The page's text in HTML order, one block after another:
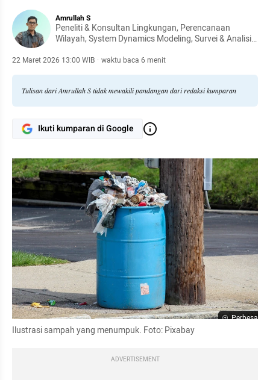
Amrullah S
Peneliti & Konsultan Lingkungan, Perencanaan
Wilayah, System Dynamics Modeling, Survei & Analisis
berkelanjutan.
22 Maret 2026 13:00 WIB · waktu baca 6 menit
Tulisan dari Amrullah S tidak mewakili pandangan dari redaksi kumparan
Ikuti kumparan di Google
Perbesar
Ilustrasi sampah yang menumpuk. Foto: Pixabay
ADVERTISEMENT